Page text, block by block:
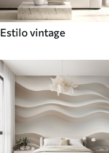
Estilo vintage